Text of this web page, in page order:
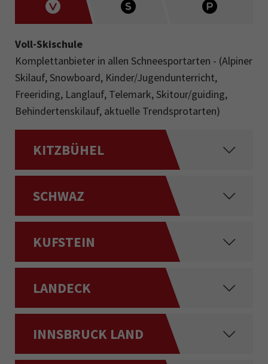
Voll-Skischule
Komplettanbieter in allen Schneesportarten - (Alpiner
Skilauf, Snowboard, Kinder/Jugendunterricht,
Freeriding, Langlauf, Telemark, Skitour/guiding,
Behindertenskilauf, aktuelle Trendsprotarten)
KITZBÜHEL
SCHWAZ
KUFSTEIN
LANDECK
INNSBRUCK LAND